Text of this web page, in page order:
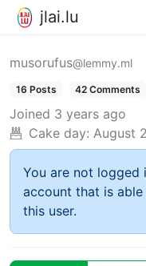
jlai.lu
musorufus@lemmy.ml
16 Posts 42 Comments
Joined 3 years ago
Cake day: August
You are not logged
account that is
this user.